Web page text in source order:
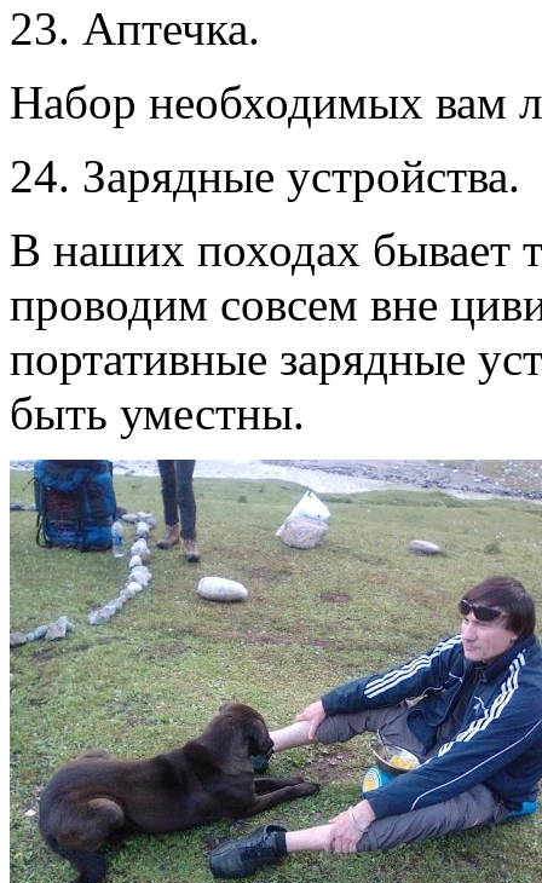
23. Аптечка.
Набор необходимых вам
24. Зарядные устройства.
В наших походах бывает
проводим совсем вне
портативные зарядные
быть уместны.